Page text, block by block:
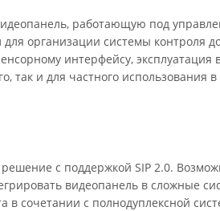
работающую под
организации системы контроля
интерфейсу, эксплуатация
так и для частного
с поддержкой SIP 2.0.
видеопанель в сложные
в сочетании с полнодуплексной